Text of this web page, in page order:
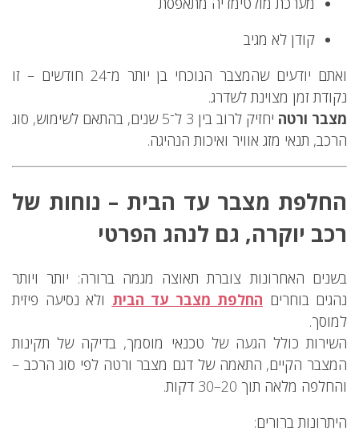
קודן לא מגיב
ואתם יודעים שהמצבר הנוכחי בן יותר מ־24 חודשים – זו
נקודת זמן מצוינת לשדרג.
מצבר ורטה
יחזיק לרוב בין 3 ל־5 שנים, בהתאם לשימוש, סוג
הרכב, תנאי מזג אוויר ואיכות הנהיגה.
החלפת מצבר עד הבית – נוחות של
רכב יוקרה, גם לנהג הפרטי
בשנים האחרונות צוברת תאוצה מגמה ברורה: יותר ויותר
נהגים בוחרים החלפת מצבר עד הבית ולא נסיעה פיזית
למוסך.
השירות כולל הגעה של טכנאי מוסמך, בדיקה של תקינות
המצבר הקיים, התאמה של דגם מצבר ורטה לפי סוג הרכב –
והחלפה מלאה תוך 20–30 דקות.
היתרונות ברורים: